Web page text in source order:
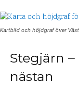
Kartbild och höjdgraf över
Stegjärn
nästan